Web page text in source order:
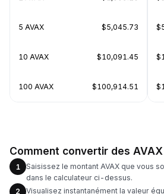
5 AVAX $5,045.73
10 AVAX $10,091.45
100 AVAX $100,914.51
Comment convertir des
1
Saisissez le montant AVAX que vous
dans le calculateur ci-dessus.
2
Visualisez instantanément la valeur